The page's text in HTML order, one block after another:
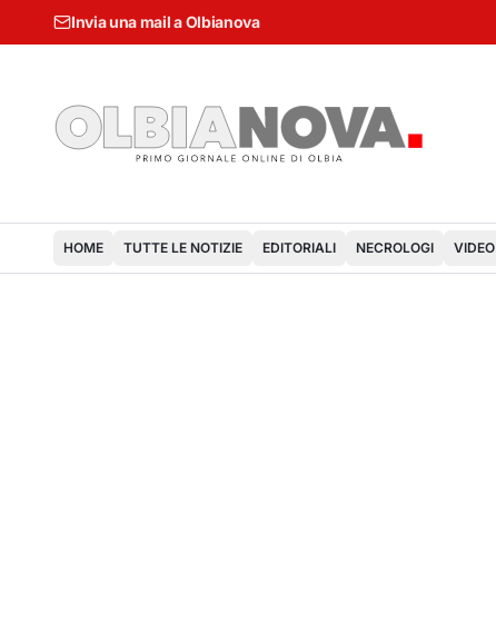
Invia una mail a Olbianova
HOME TUTTE LE NOTIZIE EDITORIALI NECROLOGI VIDEO